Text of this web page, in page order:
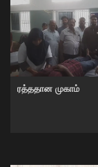
ரத்ததான முகாம்